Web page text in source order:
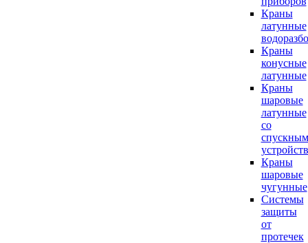
Краны
латунные
Краны
конусные
латунные
Краны
шаровые
латунные
со
спускным
Краны
шаровые
чугунные
Системы
защиты
от
протечек